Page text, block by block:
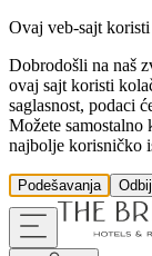
Ovaj veb-sajt
Dobrodošli na naš
ovaj sajt koristi
saglasnost, podaci
Možete samostalno
najbolje korisničko
Podešavanja